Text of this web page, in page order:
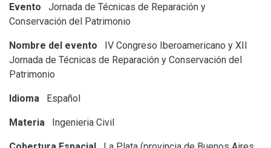
Evento
Jornada de Técnicas de Reparación y
Conservación del Patrimonio
Nombre del evento
IV Congreso Iberoamericano y XII
Jornada de Técnicas de Reparación y Conservación del
Patrimonio
Idioma Español
Materia Ingenieria Civil